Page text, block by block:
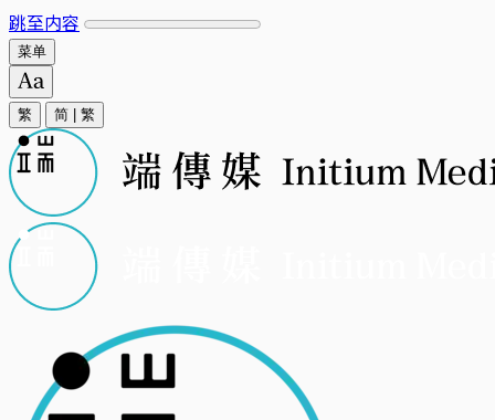
跳至内容
菜单
繁 简 繁